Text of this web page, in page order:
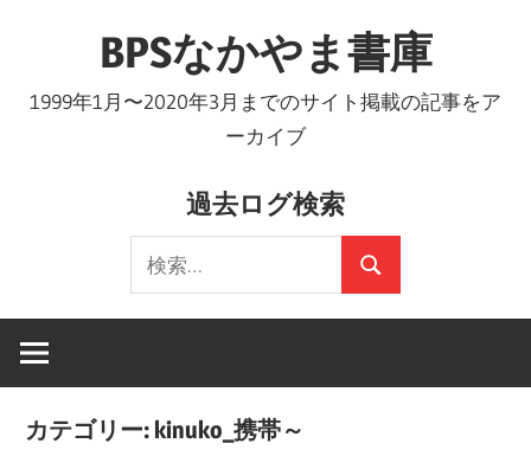
プ
BPSなかやま書庫
1999年1月〜2020年3月までのサイト掲載の記事をア
ーカイブ
過去ログ検索
索:
検
索
カテゴリー: kinuko_携帯～